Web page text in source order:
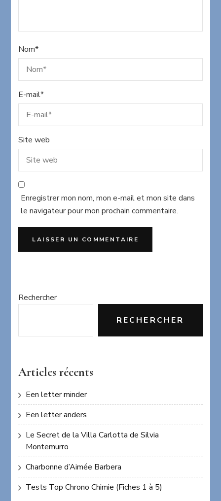
Nom*
E-mail*
Site web
Enregistrer mon nom, mon e-mail et mon site dans
le navigateur pour mon prochain commentaire.
Rechercher
RECHERCHER
Articles récents
Een letter minder
Een letter anders
Le Secret de la Villa Carlotta de Silvia
Montemurro
Charbonne d’Aimée Barbera
Tests Top Chrono Chimie (Fiches 1 à 5)